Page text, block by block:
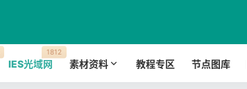
IES光域网
1812
素材资料 教程专区 节点图库